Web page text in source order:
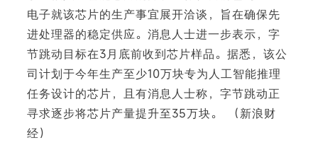
电子就该芯片的生产事宜展开洽谈，旨在确保先
进处理器的稳定供应。消息人士进一步表示，字
节跳动目标在3月底前收到芯片样品。据悉，该公
司计划于今年生产至少10万块专为人工智能推理
任务设计的芯片，且有消息人士称，字节跳动正
寻求逐步将芯片产量提升至35万块。 （新浪财
经）